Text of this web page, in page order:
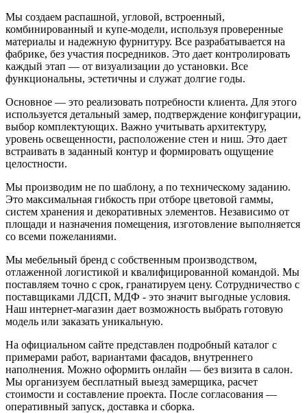
Мы создаем распашной, угловой, встроенный,
комбинированный и купе-модели, используя проверенные
материалы и надежную фурнитуру. Все разрабатывается на
фабрике, без участия посредников. Это дает контролировать
каждый этап — от визуализации до установки. Все
функциональны, эстетичны и служат долгие годы.
Основное — это реализовать потребности клиента. Для этого
используется детальный замер, подтверждение конфигурации,
выбор комплектующих. Важно учитывать архитектуру,
уровень освещенности, расположение стен и ниш. Это дает
встраивать в заданный контур и формировать ощущение
целостности.
Мы производим не по шаблону, а по техническому заданию.
Это максимальная гибкость при отборе цветовой гаммы,
систем хранения и декоративных элементов. Независимо от
площади и назначения помещения, изготовление выполняется
со всеми пожеланиями.
Мы мебельный бренд с собственным производством,
отлаженной логистикой и квалифицированной командой. Мы
поставляем точно с срок, гранатируем цену. Сотрудничество с
поставщиками ЛДСП, МДФ - это значит выгодные условия.
Наш интернет-магазин дает возможность выбрать готовую
модель или заказать уникальную.
На официальном сайте представлен подробный каталог с
примерами работ, вариантами фасадов, внутреннего
наполнения. Можно оформить онлайн — без визита в салон.
Мы организуем бесплатный выезд замерщика, расчет
стоимости и составление проекта. После согласования —
оперативный запуск, доставка и сборка.